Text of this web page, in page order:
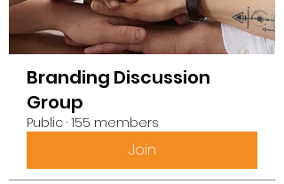
Branding Discussion
Group
Public · 155 members
Join